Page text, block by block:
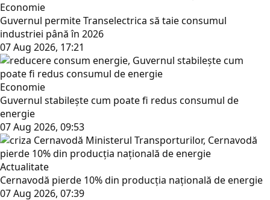
Economie
Guvernul permite Transelectrica să taie consumul
industriei până în 2026
07 Aug 2026, 17:21
Economie
Guvernul stabilește cum poate fi redus consumul de
energie
07 Aug 2026, 09:53
Actualitate
Cernavodă pierde 10% din producția națională de energie
07 Aug 2026, 07:39